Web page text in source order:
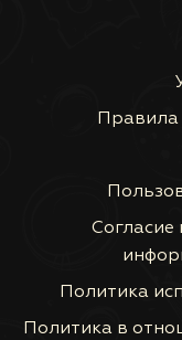
Правила
Согласие
Политика
Политика в